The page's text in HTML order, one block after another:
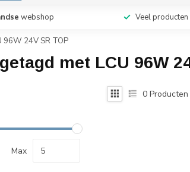
webshop Veel producten
96W 24V SR TOP
met LCU 96W
Max
0 Producten